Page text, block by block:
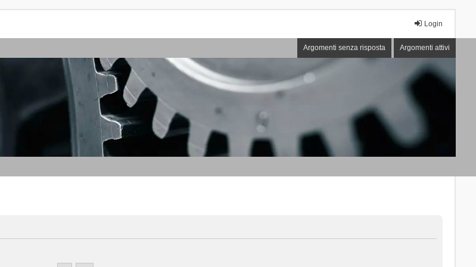
Login
Argomenti senza risposta Argomenti attivi